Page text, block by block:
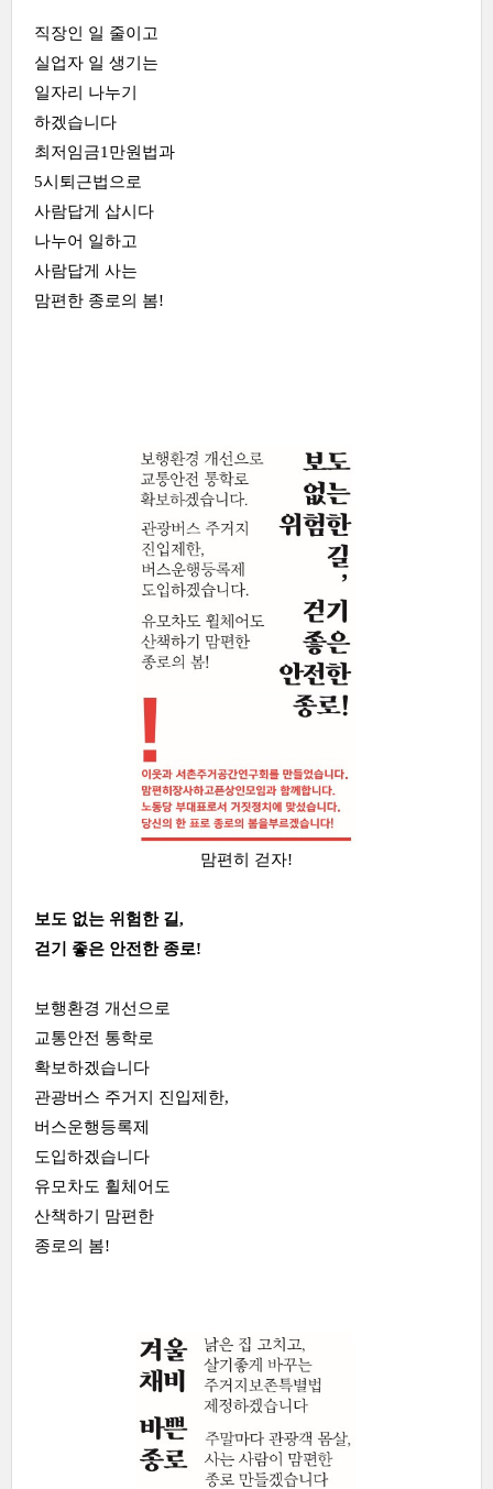
직장인 일 줄이고
실업자 일 생기는
일자리 나누기
하겠습니다
최저임금1만원법과
5시퇴근법으로
사람답게 삽시다
나누어 일하고
사람답게 사는
맘편한 종로의 봄!
맘편히 걷자!
보도 없는 위험한 길,
걷기 좋은 안전한 종로!
보행환경 개선으로
교통안전 통학로
확보하겠습니다
관광버스 주거지 진입제한,
버스운행등록제
도입하겠습니다
유모차도 휠체어도
산책하기 맘편한
종로의 봄!